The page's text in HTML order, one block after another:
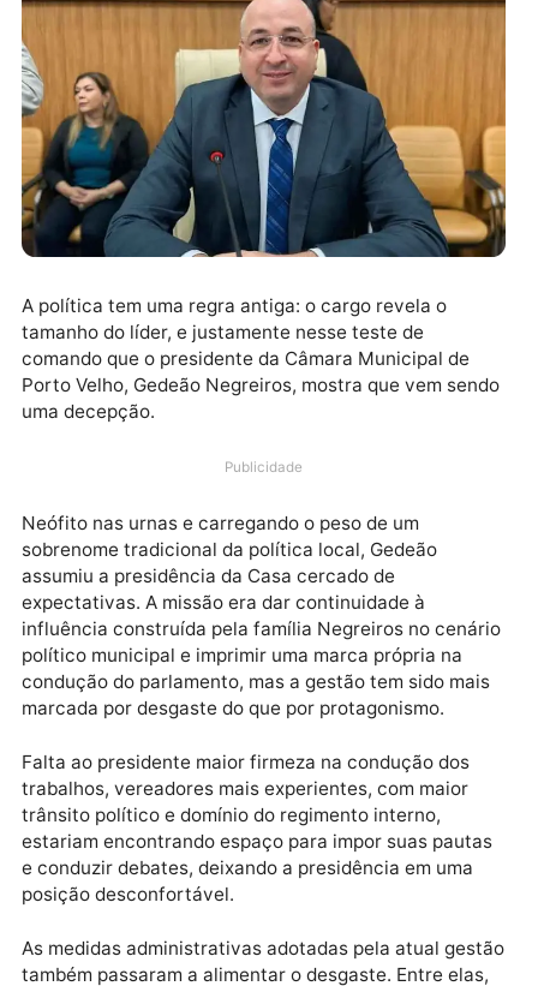
A política tem uma regra antiga: o cargo revela o
comando que o presidente da Câmara Municipal de
uma decepção.
Publicidade
Neófito nas urnas e carregando o peso de um
sobrenome tradicional da política local, Gedeão
assumiu a presidência da Casa cercado de
influência construída pela família Negreiros no
político municipal e imprimir uma marca própria na
condução do parlamento, mas a gestão tem sido
marcada por desgaste do que por protagonismo.
Falta ao presidente maior firmeza na condução dos
trabalhos, vereadores mais experientes, com maior
trânsito político e domínio do regimento interno,